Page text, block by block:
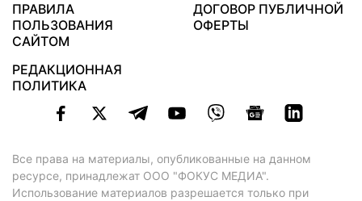
ПРАВИЛА
ПОЛЬЗОВАНИЯ
САЙТОМ
ДОГОВОР ПУБЛИЧНОЙ
ОФЕРТЫ
РЕДАКЦИОННАЯ
ПОЛИТИКА
Все права на материалы, опубликованные на данном
ресурсе, принадлежат ООО "ФОКУС МЕДИА".
Использование материалов разрешается только при